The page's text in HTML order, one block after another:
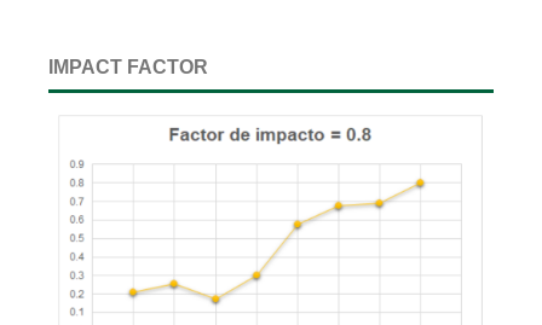
IMPACT FACTOR